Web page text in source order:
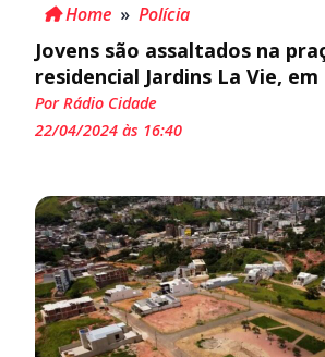
Home » Polícia
Jovens são assaltados na
residencial Jardins La Vie,
Por Rádio Cidade
22/04/2024 às 16:40